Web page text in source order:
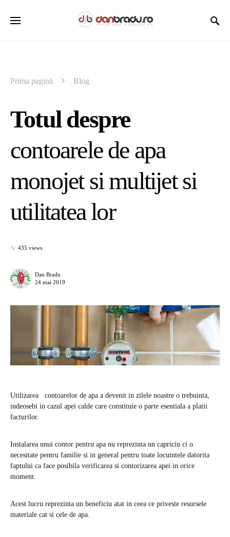
Prima pagină Blog
Totul despre
contoarele de apa
monojet si multijet si
utilitatea lor
435 views
Dan Bradu
24 mai 2019
Utilizarea contoarelor de apa a devenit in zilele noastre o trebuinta,
indeosebi in cazul apei calde care constituie o parte esentiala a platii
facturilor.
Instalarea unui contor pentru apa nu reprezinta un capriciu ci o
necesitate pentru familie si in general pentru toate locuintele datorita
faptului ca face posibila verificarea si contorizarea apei in orice
moment.
Acest lucru reprezinta un beneficiu atat in ceea ce priveste resursele
materiale cat si cele de apa.